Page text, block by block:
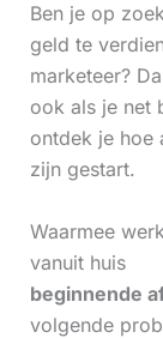
Ben je op
geld te
marketeer?
ook als je net
ontdek je hoe
zijn gestart.
Waarmee
vanuit huis
beginnende
volgende